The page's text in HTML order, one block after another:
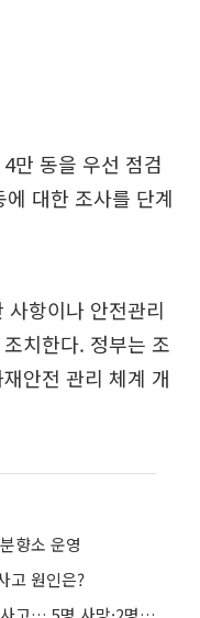
만 동을 우선 점검
대한 조사를 단계
항이나 안전관리
치한다. 정부는 조
안전 관리 체계 개
향소 운영
고 원인은?